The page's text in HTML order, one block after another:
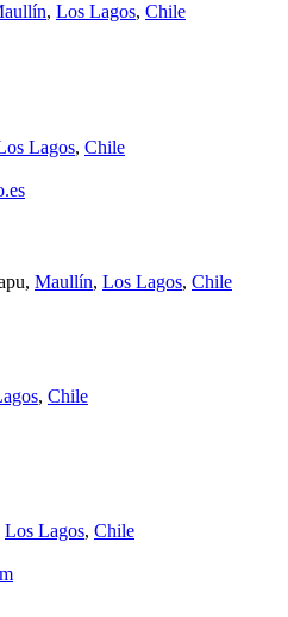
, Los Lagos, Chile
Lagos, Chile
Maullín, Los Lagos, Chile
, Chile
Los Lagos, Chile